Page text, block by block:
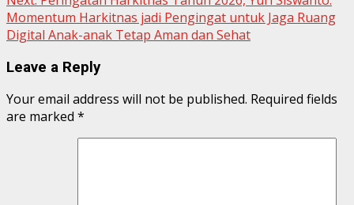
Momentum Harkitnas jadi Pengingat untuk Jaga Ruang
Digital Anak-anak Tetap Aman dan Sehat
Leave a Reply
Your email address will not be published. Required fields
are marked *